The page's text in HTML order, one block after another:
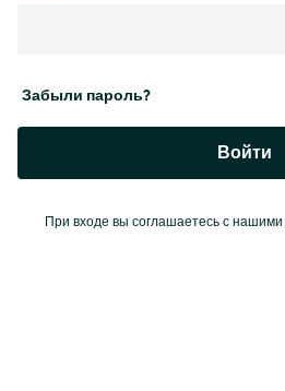
Забыли пароль?
Войти
При входе вы соглашаетесь с нашими